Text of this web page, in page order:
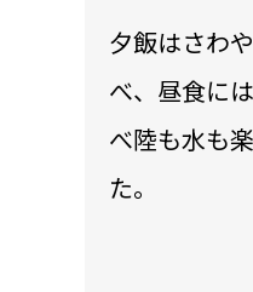
夕飯はさわ
べ、昼食に
べ陸も水も
た。